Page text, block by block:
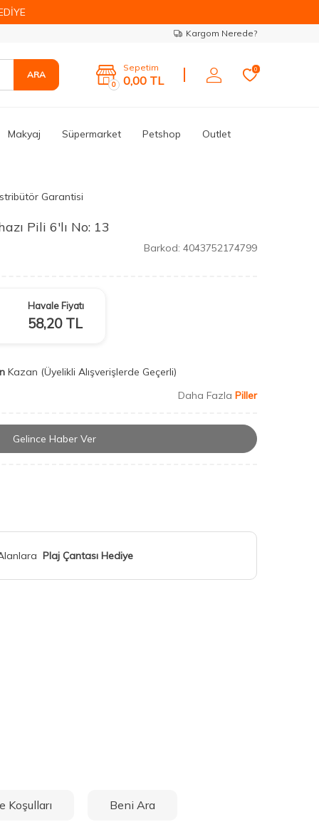
Kargom Nerede?
ARA
0
Sepetim
0,00 TL
0
Makyaj Süpermarket Petshop Outlet
Garantisi
Pili 6'lı No: 13
Barkod: 4043752174799
Havale Fiyatı
58,20TL
Kazan (Üyelikli Alışverişlerde Geçerli)
Daha Fazla Piller
Gelince Haber Ver
Plaj Çantası Hediye
Koşulları Beni Ara